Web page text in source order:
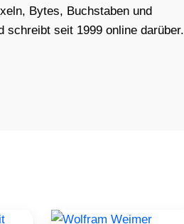
Bytes, Buchstaben und
schreibt seit 1999 online darüber.